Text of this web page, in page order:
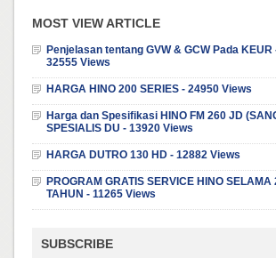
MOST VIEW ARTICLE
Penjelasan tentang GVW & GCW Pada KEUR
32555 Views
HARGA HINO 200 SERIES - 24950 Views
Harga dan Spesifikasi HINO FM 260 JD
SPESIALIS DU - 13920 Views
HARGA DUTRO 130 HD - 12882 Views
PROGRAM GRATIS SERVICE HINO SELAMA
TAHUN - 11265 Views
SUBSCRIBE